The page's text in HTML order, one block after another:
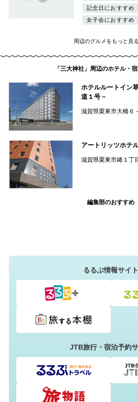
記念日におすすめ
女子会におすすめ
周辺のグルメをもっと見る
「三大神社」周辺のホテル・
ホテルルートイン
道１号－
滋賀県栗東市大橋６
アートリッツホテ
滋賀県栗東市綣１丁
編集部のおすすめ
るるぶ情報サイト
JTB旅行・宿泊予約